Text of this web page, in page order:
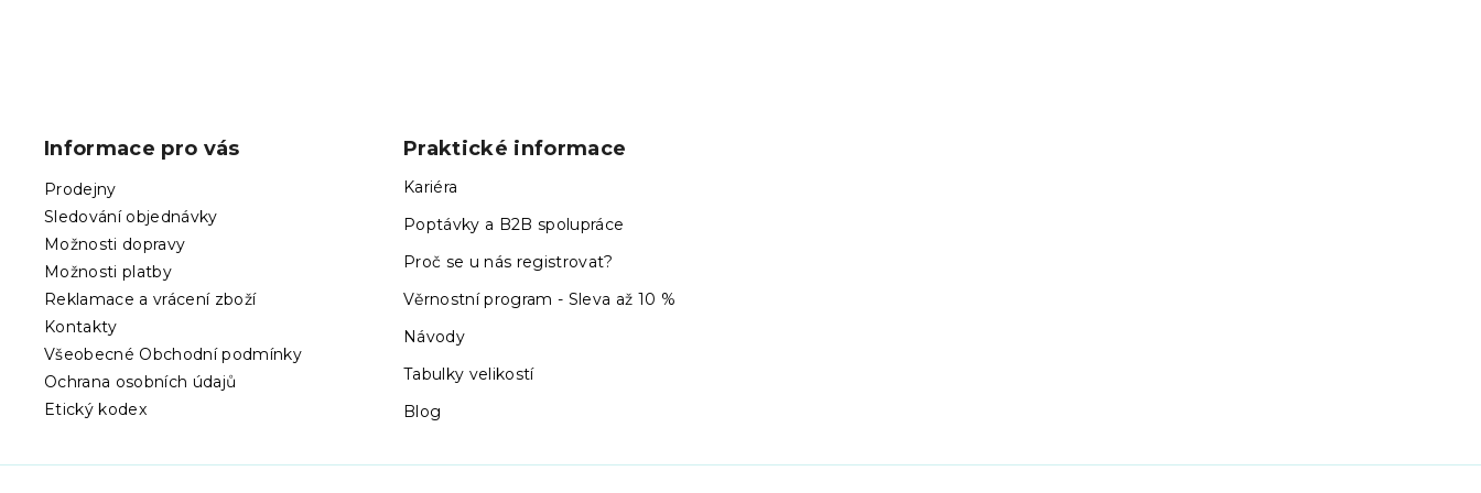
Informace pro vás
Prodejny
Sledování objednávky
Možnosti dopravy
Možnosti platby
Reklamace a vrácení zboží
Kontakty
Všeobecné Obchodní podmínky
Ochrana osobních údajů
Etický kodex
Praktické informace
Kariéra
Poptávky a B2B spolupráce
Proč se u nás registrovat?
Věrnostní program - Sleva až 10 %
Návody
Tabulky velikostí
Blog